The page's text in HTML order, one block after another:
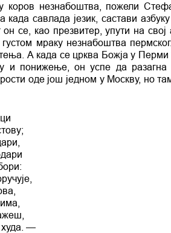
коров незнабоштва, пожели
савлада језик, састави
се, као презвитер, упути на свој
мраку незнабоштва
А када се црква Божја у
и понижење, он успе да
оде још једном у Москву, но
худа. —